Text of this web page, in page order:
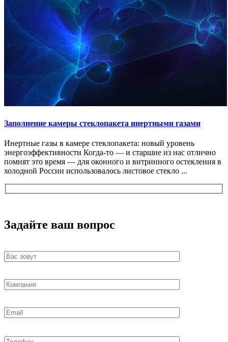
Заполнение камеры стеклопакета инертными газами
Инертные газы в камере стеклопакета: новый уровень
энергоэффективности Когда-то ― и старшие из нас отлично
помнят это время ― для оконного и витринного остекления в
холодной России использовалось листовое стекло ...
Задайте ваш вопрос